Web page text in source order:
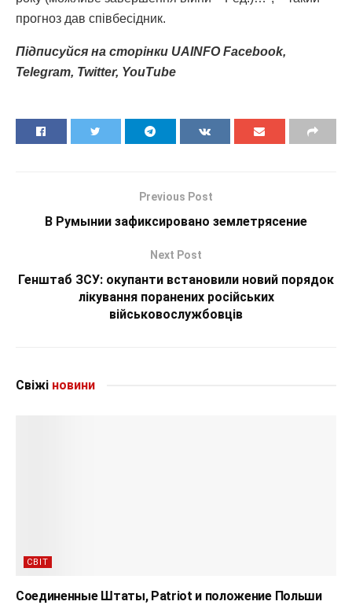
прогноз дав співбесідник.
Підписуйся на сторінки UAINFO Facebook,
Telegram, Twitter, YouTube
Previous Post
В Румынии зафиксировано землетрясение
Next Post
Генштаб ЗСУ: окупанти встановили новий порядок
лікування поранених російських
військовослужбовців
Свіжі новини
СВІТ
Соединенные Штаты, Patriot и положение Польши